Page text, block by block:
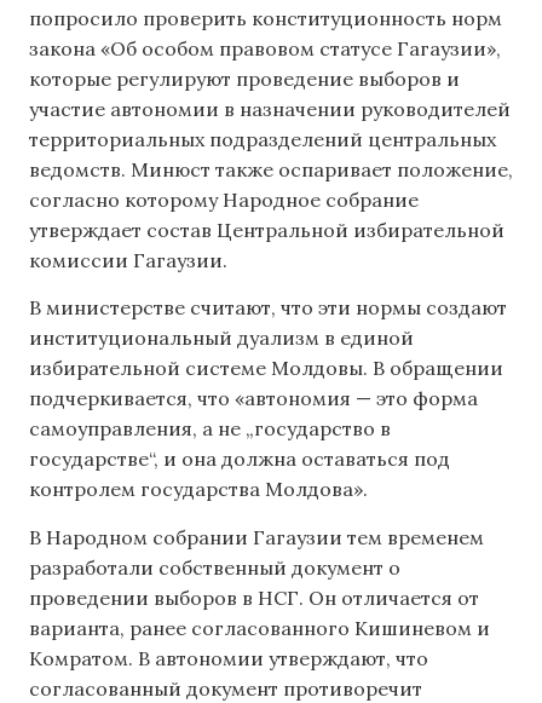
попросило проверить конституционность норм
закона «Об особом правовом статусе Гагаузии»,
которые регулируют проведение выборов и
участие автономии в назначении руководителей
территориальных подразделений центральных
ведомств. Минюст также оспаривает положение,
согласно которому Народное собрание
утверждает состав Центральной избирательной
комиссии Гагаузии.
В министерстве считают, что эти нормы создают
институциональный дуализм в единой
избирательной системе Молдовы. В обращении
подчеркивается, что «автономия — это форма
самоуправления, а не „государство в
государстве“, и она должна оставаться под
контролем государства Молдова».
В Народном собрании Гагаузии тем временем
разработали собственный документ о
проведении выборов в НСГ. Он отличается от
варианта, ранее согласованного Кишиневом и
Комратом. В автономии утверждают, что
согласованный документ противоречит